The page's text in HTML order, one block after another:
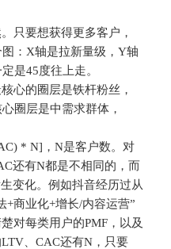
只要想获得更多客户，
：X轴是拉新量级，Y轴
是45度往上走。
心的圈层是铁杆粉丝，
圈层是中需求群体，
* N]，N是客户数。对
还有N都是不相同的，而
变化。例如抖音经历过从
+商业化+增长/内容运营”
对每类用户的PMF，以及
、CAC还有N，只要